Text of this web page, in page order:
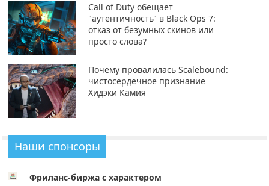
Call of Duty обещает
"аутентичность" в Black Ops 7:
отказ от безумных скинов или
просто слова?
Почему провалилась Scalebound:
чистосердечное признание
Хидэки Камия
Наши спонсоры
Фриланс-биржа с характером